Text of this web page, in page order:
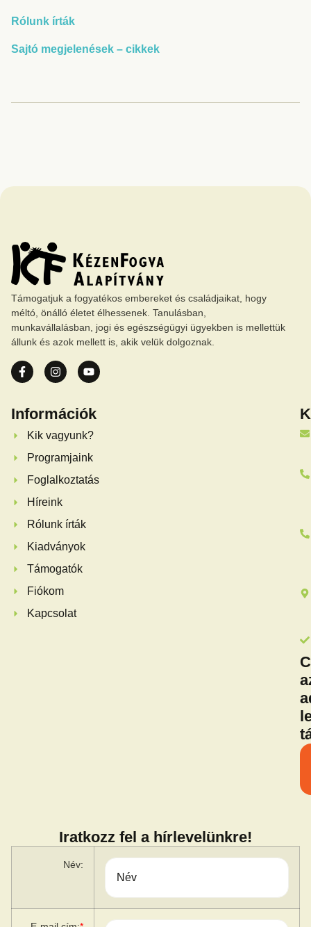
Rólunk írták
Sajtó megjelenések – cikkek
Támogatjuk a fogyatékos embereket és családjaikat, hogy
méltó, önálló életet élhessenek. Tanulásban,
munkavállalásban, jogi és egészségügyi ügyekben is mellettük
állunk és azok mellett is, akik velük dolgoznak.
Információk
Kik vagyunk?
Programjaink
Foglalkoztatás
Híreink
Rólunk írták
Kiadványok
Támogatók
Fiókom
Kapcsolat
Iratkozz fel a hírlevelünkre!
Név: